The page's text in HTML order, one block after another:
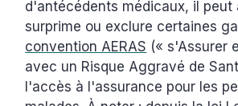
d'antécédents médicaux, il peut
surprime ou exclure certaines
convention AERAS (« s'Assurer
avec un Risque Aggravé de
l'accès à l'assurance pour les